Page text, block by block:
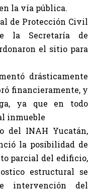
la vía pública.
de Protección Civil
la Secretaría de
el sitio para
drásticamente
financieramente, y
ya que en todo
inmueble
del INAH Yucatán,
la posibilidad de
parcial del edificio,
estructural se
intervención del